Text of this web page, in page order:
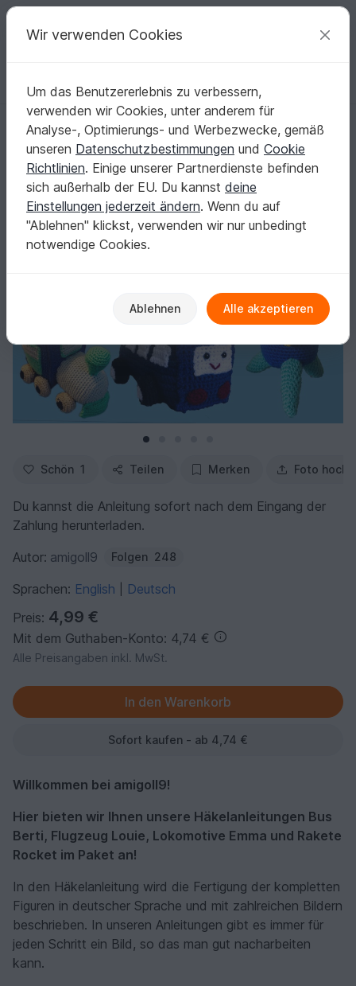
Deine kreativen Ideen
Deutsch | € (EUR) einloggen Kostenlos registrieren
Startseite Häkeln Amigurumi Fahrzeuge
Amigurumi Häkelanleitung´s Paket Fahr & Flugzeuge
Amigurumi Häkelanleitung´s Paket Fahr &
Flugzeuge
Schön 1 Teilen Merken Foto
Du kannst die Anleitung sofort nach dem Eingang der
Zahlung herunterladen.
Autor: amigoll9 Folgen 248
Sprachen: English
Deutsch
Preis: 4,99 €
Mit dem Guthaben-Konto: 4,74 €
Alle Preisangaben inkl. MwSt.
Sofort kaufen - ab 4,74 €
Willkommen bei amigoll9!
Hier bieten wir Ihnen unsere Häkelanleitungen Bus
Berti, Flugzeug Louie, Lokomotive Emma und Rakete
Rocket im Paket an!
In den Häkelanleitung wird die Fertigung der kompletten
Figuren in deutscher Sprache und mit zahlreichen Bildern
beschrieben. In unseren Anleitungen gibt es immer für
jeden Schritt ein Bild, so das man gut nacharbeiten
kann.
Wir verwenden Cookies
Um das Benutzererlebnis zu verbessern,
verwenden wir Cookies, unter anderem für
Analyse-, Optimierungs- und Werbezwecke, gemäß
unseren Datenschutzbestimmungen und Cookie
Richtlinien. Einige unserer Partnerdienste befinden
sich außerhalb der EU. Du kannst deine
Einstellungen jederzeit ändern. Wenn du auf
"Ablehnen" klickst, verwenden wir nur unbedingt
notwendige Cookies.
Ablehnen Alle akzeptieren